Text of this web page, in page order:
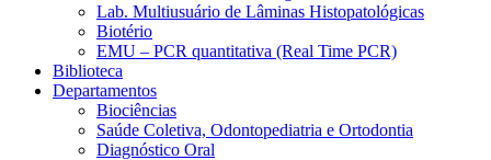
Lab. Multiusuário de Lâminas Histopatológicas
Biotério
EMU – PCR quantitativa (Real Time PCR)
Biblioteca
Departamentos
Biociências
Saúde Coletiva, Odontopediatria e Ortodontia
Diagnóstico Oral